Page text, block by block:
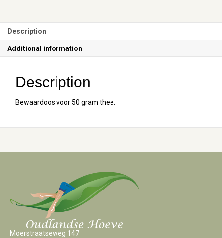
Description
Additional information
Description
Bewaardoos voor 50 gram thee.
Moerstraatseweg 147